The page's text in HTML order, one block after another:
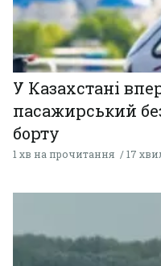
У Казахстані
пасажирський
борту
1 хв на прочитання 17